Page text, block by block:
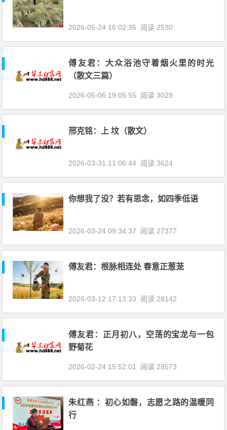
2026-05-24 16:02:35 阅读 2530
傅友君：大众浴池守着烟火里的时光
（散文三篇）
2026-05-06 19:05:55 阅读 3029
邢克铭：上 坟（散文）
2026-03-31 11:06:44 阅读 3624
你想我了没？若有思念，如四季低语
2026-03-24 09:34:37 阅读 27377
傅友君：根脉相连处 春意正葱茏
2026-03-12 17:13:33 阅读 28142
傅友君：正月初八，空荡的宝龙与一包
野菊花
2026-02-24 15:52:01 阅读 28573
朱红燕 ：初心如磐，志愿之路的温暖同
行